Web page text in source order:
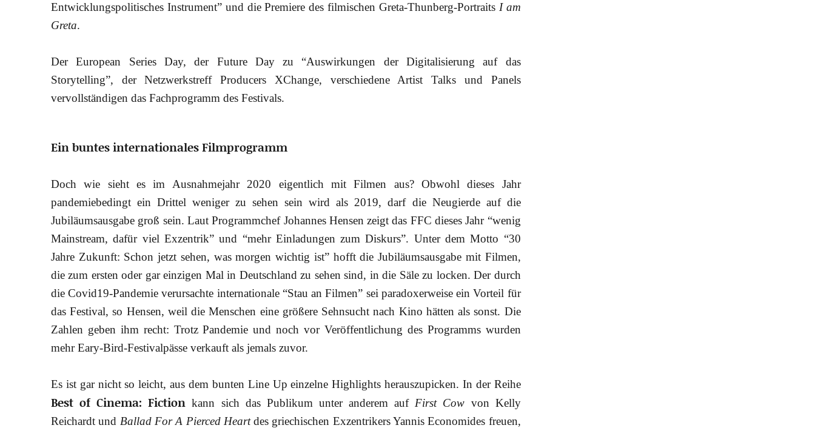
Entwicklungspolitisches Instrument” und die Premiere des filmischen Greta-Thunberg-Portraits I am
Greta.
Der European Series Day, der Future Day zu “Auswirkungen der Digitalisierung auf das
Storytelling”, der Netzwerkstreff Producers XChange, verschiedene Artist Talks und Panels
vervollständigen das Fachprogramm des Festivals.
Ein buntes internationales Filmprogramm
Doch wie sieht es im Ausnahmejahr 2020 eigentlich mit Filmen aus? Obwohl dieses Jahr
pandemiebedingt ein Drittel weniger zu sehen sein wird als 2019, darf die Neugierde auf die
Jubiläumsausgabe groß sein. Laut Programmchef Johannes Hensen zeigt das FFC dieses Jahr “wenig
Mainstream, dafür viel Exzentrik” und “mehr Einladungen zum Diskurs”. Unter dem Motto “30
Jahre Zukunft: Schon jetzt sehen, was morgen wichtig ist” hofft die Jubiläumsausgabe mit Filmen,
die zum ersten oder gar einzigen Mal in Deutschland zu sehen sind, in die Säle zu locken. Der durch
die Covid19-Pandemie verursachte internationale “Stau an Filmen” sei paradoxerweise ein Vorteil für
das Festival, so Hensen, weil die Menschen eine größere Sehnsucht nach Kino hätten als sonst. Die
Zahlen geben ihm recht: Trotz Pandemie und noch vor Veröffentlichung des Programms wurden
mehr Eary-Bird-Festivalpässe verkauft als jemals zuvor.
Es ist gar nicht so leicht, aus dem bunten Line Up einzelne Highlights herauszupicken. In der Reihe
Best of Cinema: Fictionkann sich das Publikum unter anderem auf First Cow von Kelly
Reichardt und Ballad For A Pierced Heartdes griechischen Exzentrikers Yannis Economides freuen,